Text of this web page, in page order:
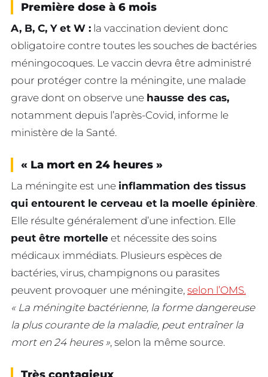
Première dose à 6 mois
A, B, C, Y et W : la vaccination devient donc
obligatoire contre toutes les souches de bactéries
méningocoques. Le vaccin devra être administré
pour protéger contre la méningite, une malade
grave dont on observe une hausse des cas,
notamment depuis l’après-Covid, informe le
ministère de la Santé.
« La mort en 24 heures »
La méningite est une inflammation des tissus
qui entourent le cerveau et la moelle épinière.
Elle résulte généralement d’une infection. Elle
peut être mortelle et nécessite des soins
médicaux immédiats. Plusieurs espèces de
bactéries, virus, champignons ou parasites
peuvent provoquer une méningite, selon l’OMS.
« La méningite bactérienne, la forme dangereuse
la plus courante de la maladie, peut entraîner la
mort en 24 heures », selon la même source.